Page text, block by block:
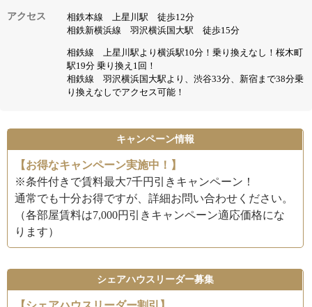
アクセス
相鉄本線 上星川駅 徒歩12分
相鉄新横浜線 羽沢横浜国大駅 徒歩15分
相鉄線 上星川駅より横浜駅10分！乗り換えなし！桜木町
駅19分 乗り換え1回！
相鉄線 羽沢横浜国大駅より、渋谷33分、新宿まで38分乗
り換えなしでアクセス可能！
キャンペーン情報
【お得なキャンペーン実施中！】
※条件付きで賃料最大7千円引きキャンペーン！
通常でも十分お得ですが、詳細お問い合わせください。
（各部屋賃料は7,000円引きキャンペーン適応価格にな
ります）
シェアハウスリーダー募集